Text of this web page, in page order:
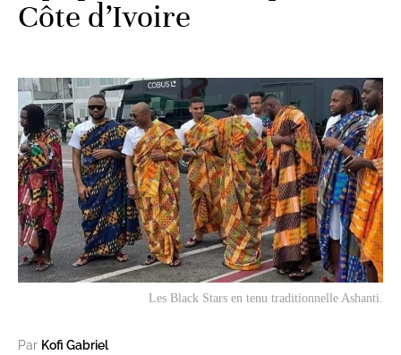
Côte d’Ivoire
Les Black Stars en tenu traditionnelle Ashanti.
Par Kofi Gabriel